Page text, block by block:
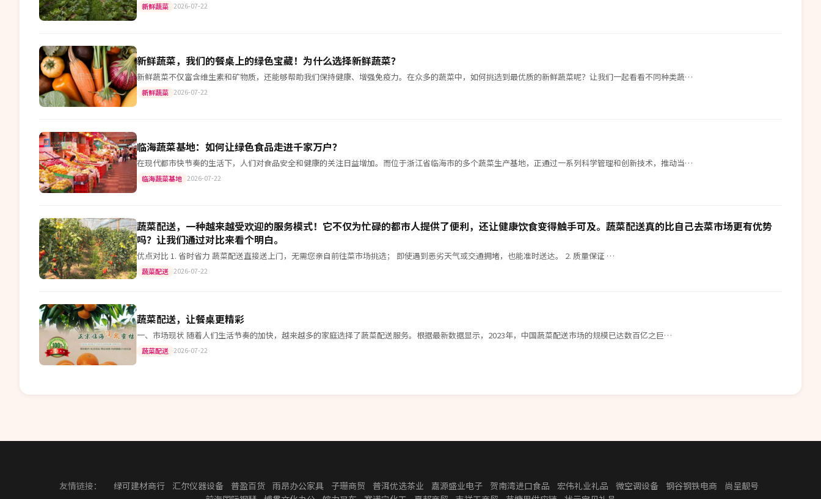
新鲜蔬菜 2026-07-22
新鲜蔬菜，我们的餐桌上的绿色宝藏！为什么选择新鲜蔬菜？
新鲜蔬菜不仅富含维生素和矿物质，还能够帮助我们保持健康、增强免疫力。在众多的蔬菜中，如何挑选到最优质的新鲜蔬菜呢？让我们一起看看不同种类蔬…
新鲜蔬菜 2026-07-22
临海蔬菜基地：如何让绿色食品走进千家万户？
在现代都市快节奏的生活下，人们对食品安全和健康的关注日益增加。而位于浙江省临海市的多个蔬菜生产基地，正通过一系列科学管理和创新技术，推动当…
临海蔬菜基地 2026-07-22
蔬菜配送，一种越来越受欢迎的服务模式！它不仅为忙碌的都市人提供了便利，还让健康饮食变得触手可及。蔬菜配送真的比自己去菜市场更有优势
吗？让我们通过对比来看个明白。
优点对比 1. 省时省力 蔬菜配送直接送上门，无需您亲自前往菜市场挑选； 即使遇到恶劣天气或交通拥堵，也能准时送达。 2. 质量保证 …
蔬菜配送 2026-07-22
蔬菜配送，让餐桌更精彩
一、市场现状 随着人们生活节奏的加快，越来越多的家庭选择了蔬菜配送服务。根据最新数据显示，2023年，中国蔬菜配送市场的规模已达数百亿之巨…
蔬菜配送 2026-07-22
友情链接： 绿可建材商行 汇尔仪器设备 普盈百货 雨昂办公家具 子珊商贸 普洱优选茶业 嘉源盛业电子 贺南湾进口食品 宏伟礼业礼品 微空调设备 钢谷钢铁电商
尚呈靓号